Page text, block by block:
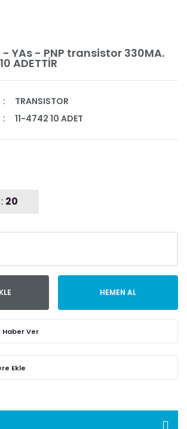
- YAs - PNP transistor 330MA.
ADETTİR
TRANSISTOR
11-4742 10 ADET
20
HEMEN AL
Haber Ver